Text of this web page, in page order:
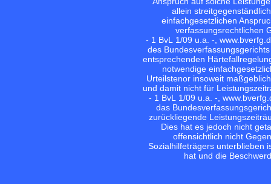
allein
einfachgesetzlichen
verfassungsrechtlichen
- 1 BvL 1/09 u.a. -,
des
entsprechenden
notwendige
Urteilstenor insoweit
und damit nicht für
- 1 BvL 1/09 u.a. -,
das
zurückliegende
Dies hat es jedoch nicht
offensichtlich nicht
Sozialhilfeträgers unterblieben
hat und die